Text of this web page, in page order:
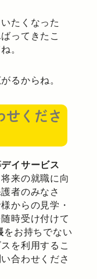
たくなった
ってきたこ
。
るからね。
せくださ
イサービス
来の就職に向
者のみなさ
からの見学・
時受け付けて
をお持ちでない
を利用するこ
合わせくださ